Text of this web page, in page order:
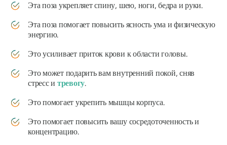
Эта поза укрепляет спину, шею, ноги, бедра и руки.
Эта поза помогает повысить ясность ума и физическую
энергию.
Это усиливает приток крови к области головы.
Это может подарить вам внутренний покой, сняв
стресс и тревогу.
Это помогает укрепить мышцы корпуса.
Это помогает повысить вашу сосредоточенность и
концентрацию.